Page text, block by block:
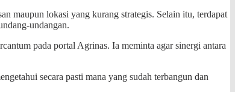
maupun lokasi yang kurang strategis. Selain itu, terdapat
undangan.
pada portal Agrinas. Ia meminta agar sinergi antara
secara pasti mana yang sudah terbangun dan